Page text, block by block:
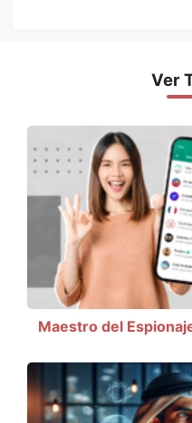
Ver
Maestro del